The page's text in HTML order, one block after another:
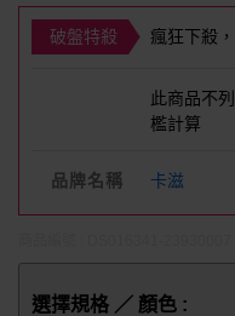
破盤特殺 瘋狂下殺
此商品不
檻計算
品牌名稱 卡滋
選擇規格 ／ 顏色 :